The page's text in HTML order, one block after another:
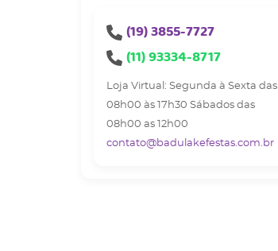
(19)3855-7727
(11)93334-8717
Loja Virtual: Segunda à Sexta das
08h00 às 17h30 Sábados das
08h00 as 12h00
contato@badulakefestas.com.br